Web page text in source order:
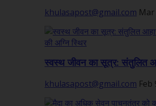
khulasapost@gmail.com Mar
स्वस्थ जीवन का सूत्र: संतुलित
khulasapost@gmail.com Feb